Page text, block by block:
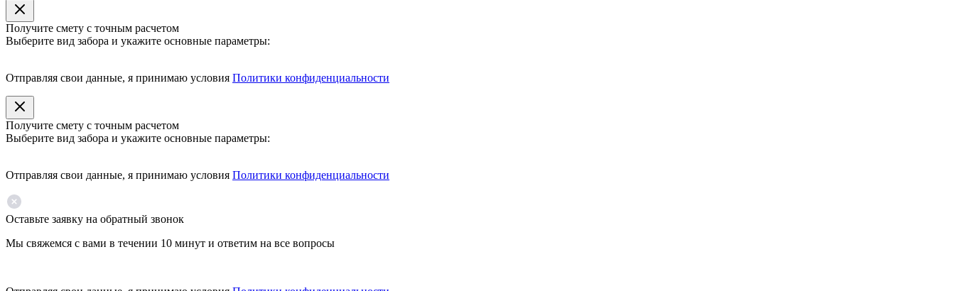
Получите смету с точным расчетом
Выберите вид забора и укажите основные параметры:
Отправляя свои данные, я принимаю условия Политики конфиденциальности
Получите смету с точным расчетом
Выберите вид забора и укажите основные параметры:
Отправляя свои данные, я принимаю условия Политики конфиденциальности
Оставьте заявку на обратный звонок
Мы свяжемся с вами в течении 10 минут и ответим на все вопросы